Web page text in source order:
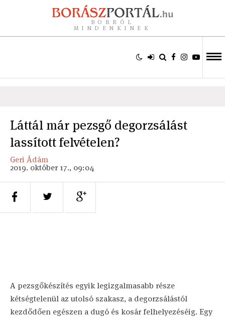
BORRÓL
MINDENKINEK
Láttál már pezsgő degorzsálást
lassított felvételen?
Geri Ádám
2019. október 17., 09:04
A pezsgőkészítés egyik legizgalmasabb része
kétségtelenül az utolsó szakasz, a degorzsálástól
kezdődően egészen a dugó és kosár felhelyezéséig. Egy